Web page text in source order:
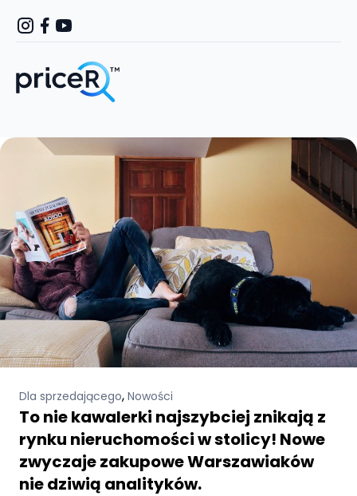
Dla sprzedającego, Nowości
To nie kawalerki najszybciej znikają z
rynku nieruchomości w stolicy! Nowe
zwyczaje zakupowe Warszawiaków
nie dziwią analityków.